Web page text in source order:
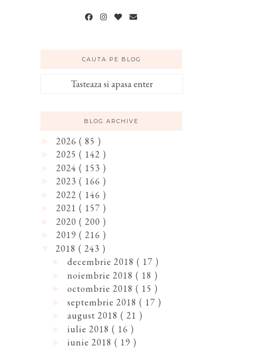
CAUTA PE BLOG
BLOG ARCHIVE
2026 ( 85 )
2025 ( 142 )
2024 ( 153 )
2023 ( 166 )
2022 ( 146 )
2021 ( 157 )
2020 ( 200 )
2019 ( 216 )
2018 ( 243 )
decembrie 2018 ( 17 )
noiembrie 2018 ( 18 )
octombrie 2018 ( 15 )
septembrie 2018 ( 17 )
august 2018 ( 21 )
iulie 2018 ( 16 )
iunie 2018 ( 19 )